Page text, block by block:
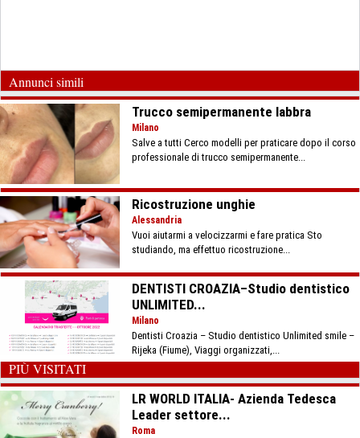
Annunci simili
Trucco semipermanente labbra
Milano
Salve a tutti Cerco modelli per praticare dopo il corso
professionale di trucco semipermanente...
Ricostruzione unghie
Alessandria
Vuoi aiutarmi a velocizzarmi e fare pratica Sto
studiando, ma effettuo ricostruzione...
DENTISTI CROAZIA–Studio dentistico
UNLIMITED...
Milano
Dentisti Croazia – Studio dentistico Unlimited smile –
Rijeka (Fiume), Viaggi organizzati,...
PIÙ VISITATI
LR WORLD ITALIA- Azienda Tedesca
Leader settore...
Roma